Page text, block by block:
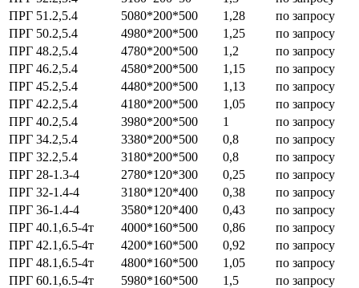
ПРГ 51.2,5.4
5080*200*500 1,28
по запросу
ПРГ 50.2,5.4
4980*200*500 1,25
по запросу
ПРГ 48.2,5.4
4780*200*500 1,2
по запросу
ПРГ 46.2,5.4
4580*200*500 1,15
по запросу
ПРГ 45.2,5.4
4480*200*500 1,13
по запросу
ПРГ 42.2,5.4
4180*200*500 1,05
по запросу
ПРГ 40.2,5.4
3980*200*500 1
по запросу
ПРГ 34.2,5.4
3380*200*500 0,8
по запросу
ПРГ 32.2,5.4
3180*200*500 0,8
по запросу
ПРГ 28-1.3-4
2780*120*300 0,25
по запросу
ПРГ 32-1.4-4
3180*120*400 0,38
по запросу
ПРГ 36-1.4-4
3580*120*400 0,43
по запросу
ПРГ 40.1,6.5-4т
4000*160*500 0,86
по запросу
ПРГ 42.1,6.5-4т
4200*160*500 0,92
по запросу
ПРГ 48.1,6.5-4т
4800*160*500 1,05
по запросу
ПРГ 60.1,6.5-4т
5980*160*500 1,5 по запросу